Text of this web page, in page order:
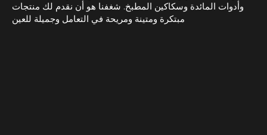
وأدوات المائدة وسكاكين المطبخ. شغفنا هو أن نقدم لك منتجات
مبتكرة ومتينة ومريحة في التعامل وجميلة للعين